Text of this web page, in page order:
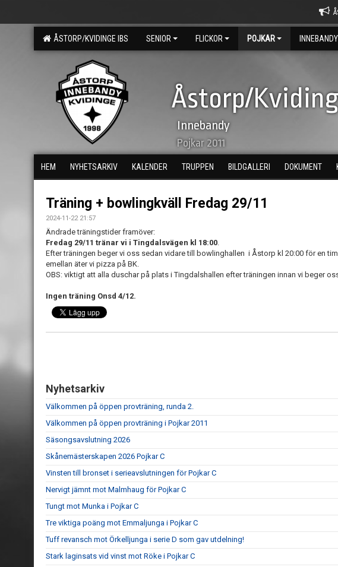
ÅSTORP/KVIDINGE IBS SENIOR FLICKOR POJKAR
Åstorp/
Innebandy
Pojkar 2011
HEM NYHETSARKIV KALENDER TRUPPEN BILDGALLERI DOKUMENT
Träning + bowlingkväll Fredag 29/11
2024-11-22 21:57
Ändrade träningstider framöver:
Fredag 29/11 tränar vi i Tingdalsvägen kl 18:00.
Efter träningen beger vi oss sedan vidare till bowlinghallen i Åstorp kl 20:00 för en
emellan äter vi pizza på BK.
OBS: viktigt att alla duschar på plats i Tingdalshallen efter träningen innan vi beger
Ingen träning Onsd 4/12.
Nyhetsarkiv
Välkommen på öppen provträning, runda 2.
Välkommen på öppen provträning i Pojkar 2011
Säsongsavslutning 2026
Skånemästerskapen 2026 Pojkar C
Vinsten till bronset i serieavslutningen för Pojkar C
Nervigt jämnt mot Malmhaug för Pojkar C
Tungt mot Munka i Pojkar C
Tre viktiga poäng mot Emmaljunga i Pojkar C
Tuff revansch mot Örkelljunga i serie D som gav utdelning!
Stark laginsats vid vinst mot Röke i Pojkar C